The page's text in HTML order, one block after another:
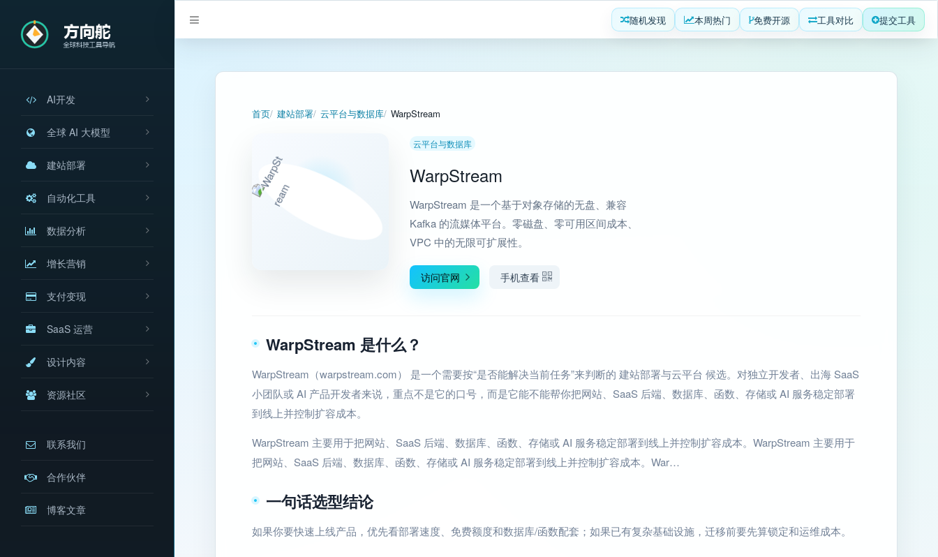
AI开发
全球 AI 大模型
建站部署
自动化工具
数据分析
增长营销
支付变现
SaaS 运营
设计内容
资源社区
联系我们
合作伙伴
博客文章
随机发现 本周热门 免费开源 工具对比 提交工具
首页 建站部署 云平台与数据库 WarpStream
云平台与数据库
WarpStream
WarpStream 是一个基于对象存储的无盘、兼容
Kafka 的流媒体平台。零磁盘、零可用区间成本、
VPC 中的无限可扩展性。
访问官网 手机查看
WarpStream 是什么？
WarpStream（warpstream.com） 是一个需要按“是否能解决当前任务”来判断的 建站部署与云平台 候选。对独立开发者、出海 SaaS
小团队或 AI 产品开发者来说，重点不是它的口号，而是它能不能帮你把网站、SaaS 后端、数据库、函数、存储或 AI 服务稳定部署
到线上并控制扩容成本。
WarpStream 主要用于把网站、SaaS 后端、数据库、函数、存储或 AI 服务稳定部署到线上并控制扩容成本。WarpStream 主要用于
把网站、SaaS 后端、数据库、函数、存储或 AI 服务稳定部署到线上并控制扩容成本。War…
一句话选型结论
如果你要快速上线产品，优先看部署速度、免费额度和数据库/函数配套；如果已有复杂基础设施，迁移前要先算锁定和运维成本。